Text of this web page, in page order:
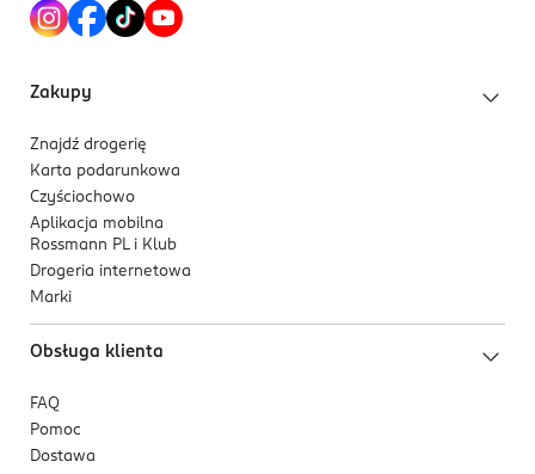
801610610
Kod EAN
Zakupy
Znajdź drogerię
Karta podarunkowa
Czyściochowo
Aplikacja mobilna
Rossmann PL i Klub
Drogeria internetowa
Marki
Obsługa klienta
FAQ
Pomoc
Dostawa